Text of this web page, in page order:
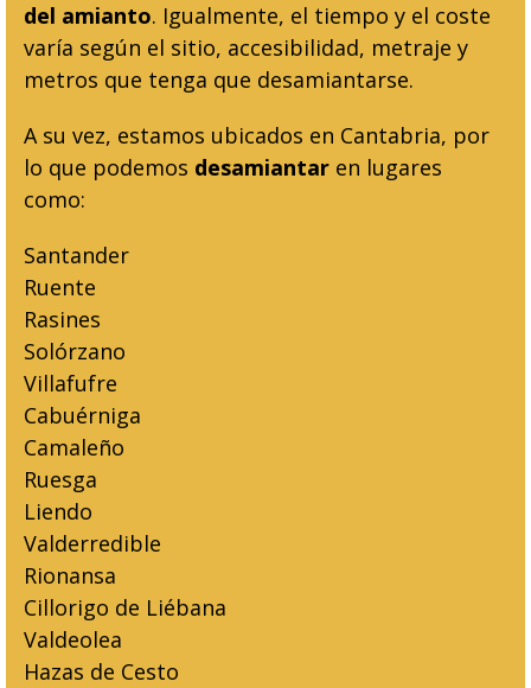
del amianto. Igualmente, el tiempo y el coste
varía según el sitio, accesibilidad, metraje y
metros que tenga que desamiantarse.
A su vez, estamos ubicados en Cantabria, por
lo que podemos desamiantar en lugares
como:
Santander
Ruente
Rasines
Solórzano
Villafufre
Cabuérniga
Camaleño
Ruesga
Liendo
Valderredible
Rionansa
Cillorigo de Liébana
Valdeolea
Hazas de Cesto